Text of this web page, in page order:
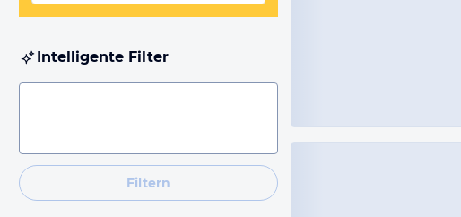
Intelligente Filter
Filtern